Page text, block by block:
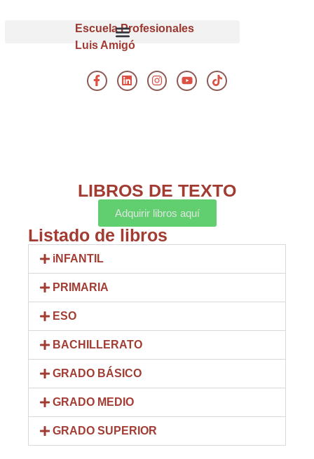
Escuela Profesionales
Luis Amigó
LIBROS DE TEXTO
Adquirir libros aquí
Listado de libros
iNFANTIL
PRIMARIA
ESO
BACHILLERATO
GRADO BÁSICO
GRADO MEDIO
GRADO SUPERIOR